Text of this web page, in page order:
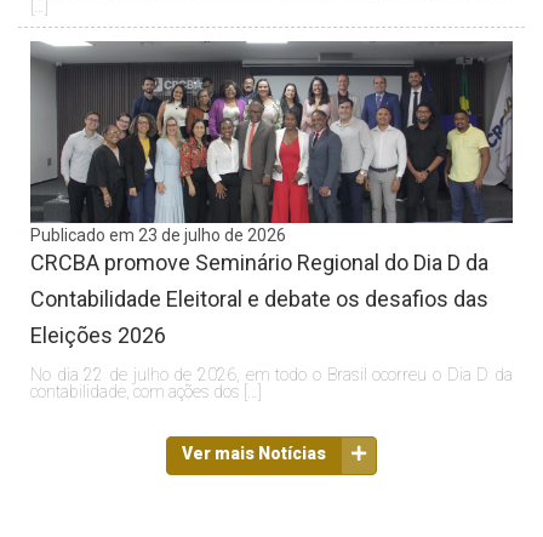
Publicado em 23 de julho de 2026
CRCBA promove Seminário Regional do Dia D da
Contabilidade Eleitoral e debate os desafios das
Eleições 2026
No dia 22 de julho de 2026, em todo o Brasil ocorreu o Dia D da
contabilidade, com ações dos […]
Ver mais Notícias